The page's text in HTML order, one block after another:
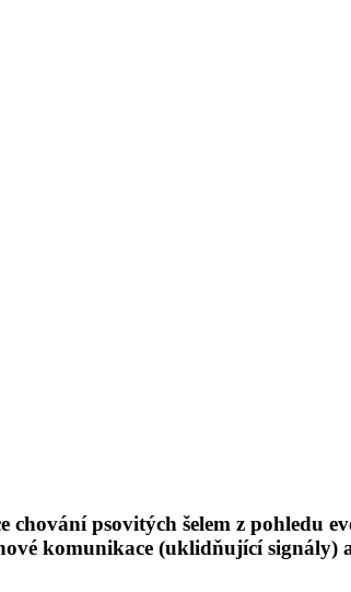
psovitých šelem z pohledu
komunikace (uklidňující signály)